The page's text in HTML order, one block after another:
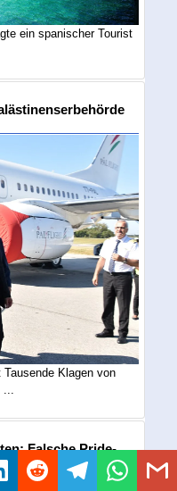
ein spanischer Tourist
Klagen von
Falsche Pride-